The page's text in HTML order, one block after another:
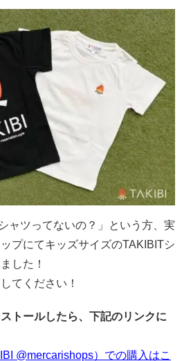
ャツってないの？」という方、実
プにてキッズサイズのTAKIBITシ
した！
てください！
トールしたら、下記のリンクに
@mercarishops）での購入はこ